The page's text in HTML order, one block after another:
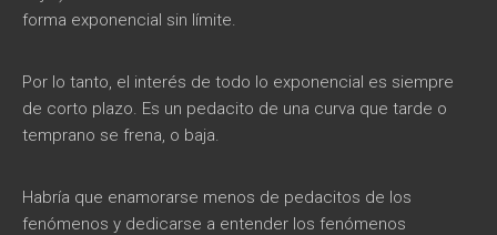
forma exponencial sin límite.
Por lo tanto, el interés de todo lo exponencial es siempre
de corto plazo. Es un pedacito de una curva que tarde o
temprano se frena, o baja.
Habría que enamorarse menos de pedacitos de los
fenómenos y dedicarse a entender los fenómenos